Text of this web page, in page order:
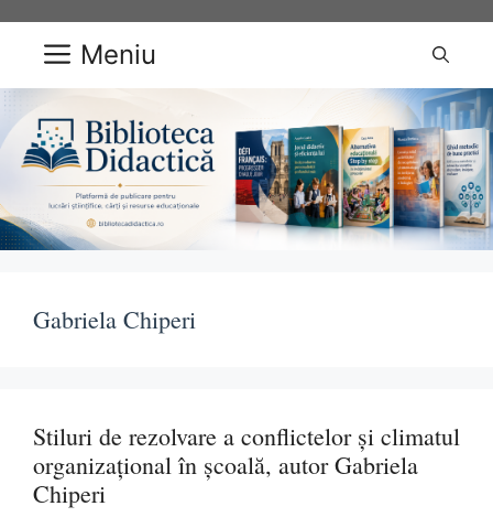
conținut Meniu
Gabriela Chiperi
Stiluri de rezolvare a conflictelor și climatul
organizațional în școală, autor Gabriela
Chiperi